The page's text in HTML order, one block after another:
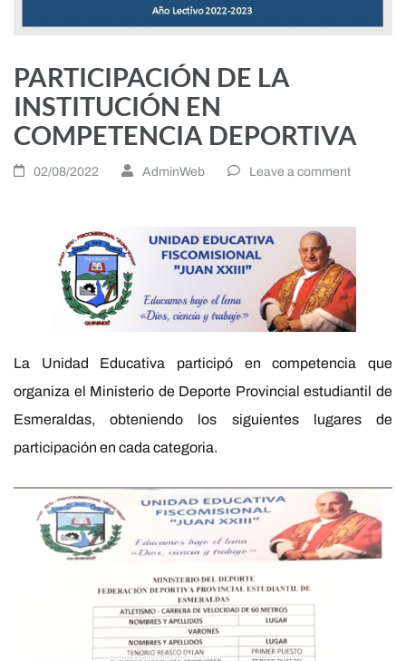
PARTICIPACIÓN DE LA
INSTITUCIÓN EN
COMPETENCIA DEPORTIVA
02/08/2022 AdminWeb Leave a comment
La Unidad Educativa participó en competencia que
organiza el Ministerio de Deporte Provincial estudiantil de
Esmeraldas, obteniendo los siguientes lugares de
participación en cada categoria.